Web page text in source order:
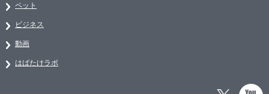
ペット
ビジネス
動画
はばたけラボ